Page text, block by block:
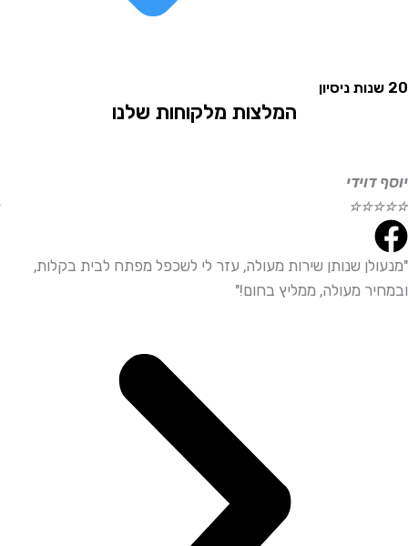
המלצות מלקוחות שלנו
☆
☆
שנותן שירות מעולה, עזר לי לשכפל מפתח לבית בקלות,
מעולה, ממליץ בחום!"